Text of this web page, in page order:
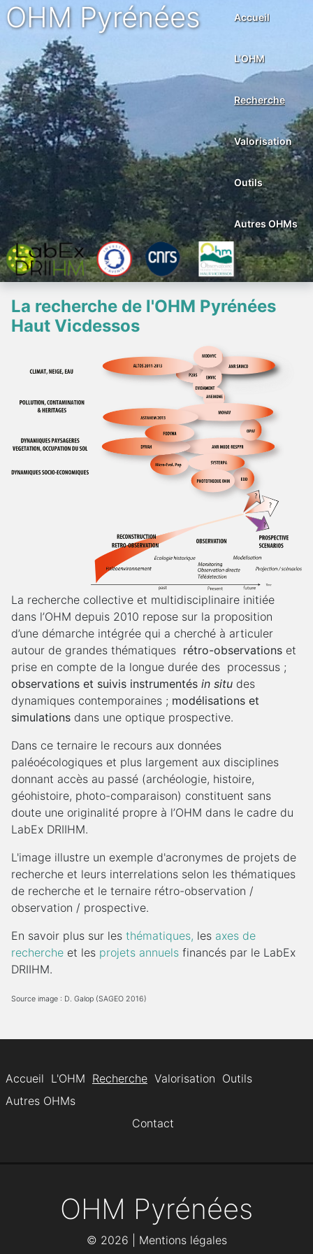
OHM Pyrénées Accueil
L'OHM
Recherche
Valorisation
Outils
Autres OHMs
La recherche de l'OHM Pyrénées
Haut Vicdessos
La recherche collective et multidisciplinaire initiée
dans l’OHM depuis 2010 repose sur la proposition
d’une démarche intégrée qui a cherché à articuler
autour de grandes thématiques rétro-­observations et
prise en compte de la longue durée des processus ;
observations et suivis instrumentés in situ des
dynamiques contemporaines ; modélisations et
simulations dans une optique prospective.
Dans ce ternaire le recours aux données
paléoécologiques et plus largement aux disciplines
donnant accès au passé (archéologie, histoire,
géohistoire, photo-­comparaison) constituent sans
doute une originalité propre à l’OHM dans le cadre du
LabEx DRIIHM.
L'image illustre un exemple d'acronymes de projets de
recherche et leurs interrelations selon les thématiques
de recherche et le ternaire rétro-observation /
observation / prospective.
En savoir plus sur les thématiques, les axes de
recherche et les projets annuels financés par le LabEx
DRIIHM.
Source image : D. Galop (SAGEO 2016)
Accueil L'OHM Recherche Valorisation Outils
Autres OHMs
Contact
OHM Pyrénées
© 2026 | Mentions légales